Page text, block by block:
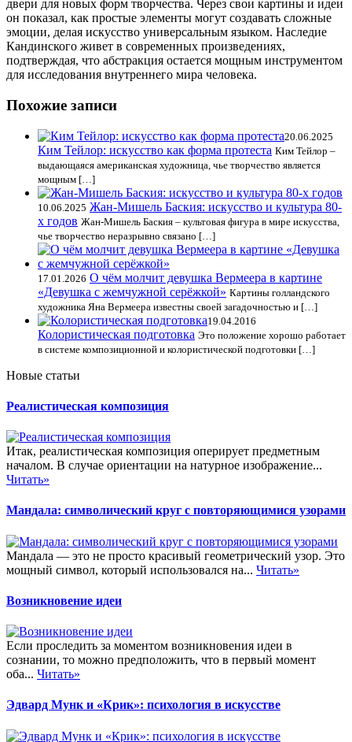
двери для новых форм творчества. Через свои картины и идеи
он показал, как простые элементы могут создавать сложные
эмоции, делая искусство универсальным языком. Наследие
Кандинского живет в современных произведениях,
подтверждая, что абстракция остается мощным инструментом
для исследования внутреннего мира человека.
Похожие записи
20.06.2025
Ким Тейлор: искусство как форма протеста Ким Тейлор –
выдающаяся американская художница, чье творчество является
мощным […]
10.06.2025 Жан-Мишель Баския: искусство и культура 80-
х годов Жан-Мишель Баския – культовая фигура в мире искусства,
чье творчество неразрывно связано […]
17.01.2026 О чём молчит девушка Вермеера в картине
«Девушка с жемчужной серёжкой» Картины голландского
художника Яна Вермеера известны своей загадочностью и […]
19.04.2016
Колористическая подготовка Это положение хорошо работает
в системе композиционной и колористической подготовки […]
Новые статьи
Реалистическая композиция
Итак, реалистическая композиция оперирует предметным
началом. В случае ориентации на натурное изображение...
Читать»
Мандала: символический круг с повторяющимися узорами
Мандала — это не просто красивый геометрический узор. Это
мощный символ, который использовался на... Читать»
Возникновение идеи
Если проследить за моментом возникновения идеи в
сознании, то можно предположить, что в первый момент
оба... Читать»
Эдвард Мунк и «Крик»: психология в искусстве